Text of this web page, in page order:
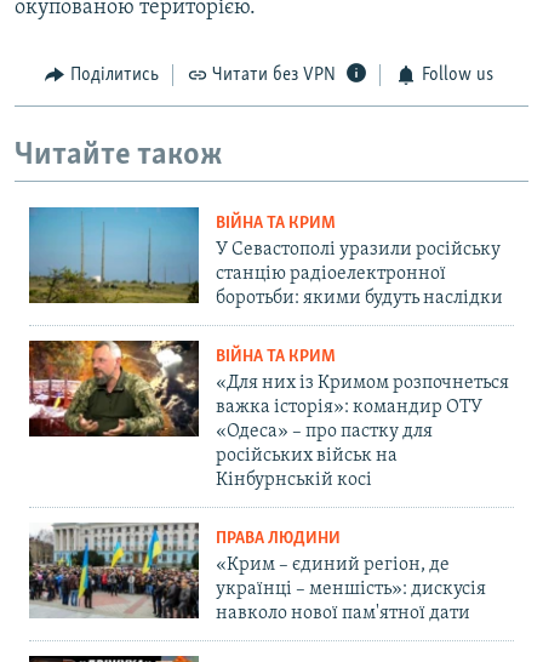
окупованою територією.
Поділитись Читати без VPN Follow us
Читайте також
ВІЙНА ТА КРИМ
У Севастополі уразили російську
станцію радіоелектронної
боротьби: якими будуть наслідки
ВІЙНА ТА КРИМ
«Для них із Кримом розпочнеться
важка історія»: командир ОТУ
«Одеса» – про пастку для
російських військ на
Кінбурнській косі
ПРАВА ЛЮДИНИ
«Крим – єдиний регіон, де
українці – меншість»: дискусія
навколо нової пам'ятної дати